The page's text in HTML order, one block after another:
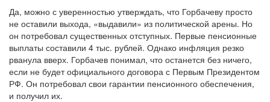
Да, можно с уверенностью утверждать, что Горбачеву просто
не оставили выхода, «выдавили» из политической арены. Но
он потребовал существенных отступных. Первые пенсионные
выплаты составили 4 тыс. рублей. Однако инфляция резко
рванула вверх. Горбачев понимал, что останется без ничего,
если не будет официального договора с Первым Президентом
РФ. Он потребовал свои гарантии пенсионного обеспечения,
и получил их.